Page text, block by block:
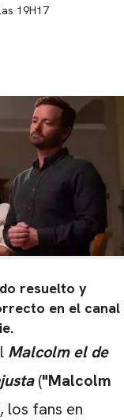
19H17
resuelto y
en el canal
Malcolm el de
("Malcolm
los fans en